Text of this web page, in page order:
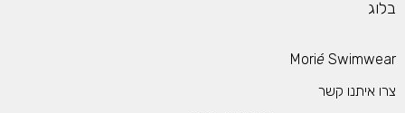
Morié
איתנו קשר